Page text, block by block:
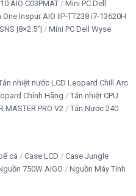
(hoặc bỏ qua nếu cần)
touchpad
thiết
AIO C03PMAT
Mini PC Dell
Inspur AIO IIP-TT238 i7-13620H
|8×2.5”|
Mini PC Dell Wyse
nhiệt nước LCD Leopard Chill Arc
Chính Hãng
Tản nhiệt CPU
MASTER PRO V2
Tản Nước 240
cá Case LCD
Case Jungle
750W AIGO
Nguồn Máy Tính